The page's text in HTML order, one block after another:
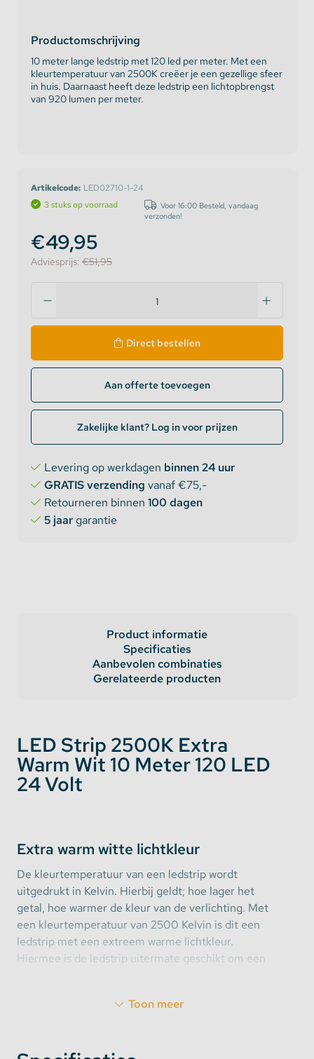
Productomschrijving
10 meter lange ledstrip met 120 led per meter. Met een
kleurtemperatuur van 2500K creëer je een gezellige sfeer
in huis. Daarnaast heeft deze ledstrip een lichtopbrengst
van 920 lumen per meter.
Artikelcode: LED02710-1-24
3 stuks op voorraad
Voor 16:00 Besteld, vandaag
verzonden!
€49,95
Adviesprijs: €51,95
Direct bestellen
Aan offerte toevoegen
Zakelijke klant? Log in voor prijzen
Levering op werkdagen binnen 24 uur
GRATIS verzending vanaf €75,-
Retourneren binnen 100 dagen
5 jaargarantie
Product informatie
Specificaties
Aanbevolen combinaties
Gerelateerde producten
LED Strip 2500K Extra
Warm Wit 10 Meter 120 LED
24 Volt
Extra warm witte lichtkleur
De kleurtemperatuur van een ledstrip wordt
uitgedrukt in Kelvin. Hierbij geldt; hoe lager het
getal, hoe warmer de kleur van de verlichting. Met
een kleurtemperatuur van 2500 Kelvin is dit een
ledstrip met een extreem warme lichtkleur.
Hiermee is de ledstrip uitermate geschikt om een
Toon meer